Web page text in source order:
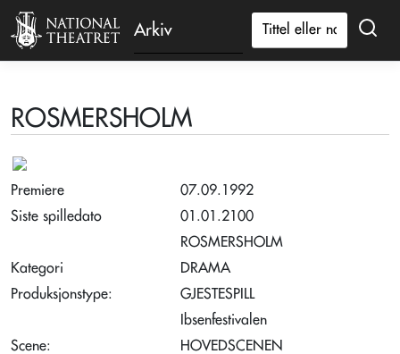
Arkiv
ROSMERSHOLM
Premiere
07.09.1992
Siste spilledato
01.01.2100
ROSMERSHOLM
Kategori
DRAMA
Produksjonstype:
GJESTESPILL
Ibsenfestivalen
Scene:
HOVEDSCENEN